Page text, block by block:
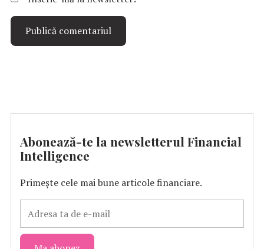
Abonează-te la newsletterul Financial
Intelligence
Primește cele mai bune articole financiare.